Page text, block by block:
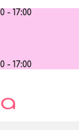
- 17:00
- 17:00